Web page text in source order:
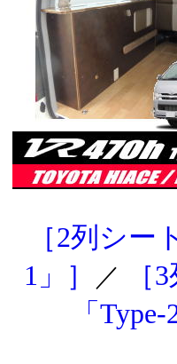
［2列シー
1」］
／
［
「Type-